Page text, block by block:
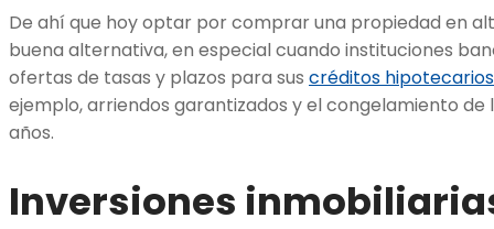
De ahí que hoy optar por comprar una propiedad en
buena alternativa, en especial cuando instituciones
ofertas de tasas y plazos para sus créditos hipotecarios
ejemplo, arriendos garantizados y el congelamiento
años.
Inversiones